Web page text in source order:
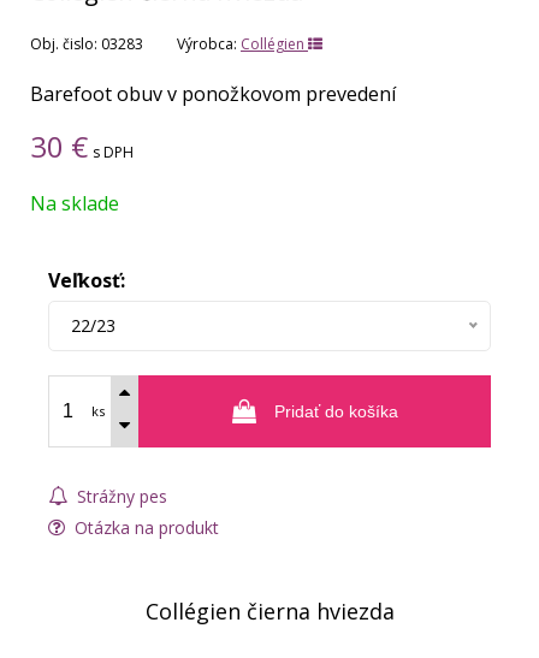
Obj. čislo: 03283 Výrobca: Collégien
Barefoot obuv v ponožkovom prevedení
30 € s DPH
Na sklade
Veľkosť:
22/23
ks Pridať do košíka
Strážny pes
Otázka na produkt
Collégien čierna hviezda